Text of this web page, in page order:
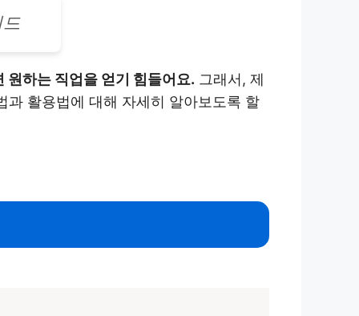
원하는 직업을 얻기 힘들어요. 그래서, 제
활용법에 대해 자세히 알아보도록 할